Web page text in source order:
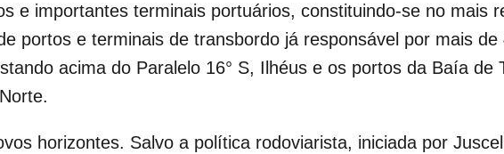
e importantes terminais portuários, constituindo-se no mais
portos e terminais de transbordo já responsável por mais de
acima do Paralelo 16° S, Ilhéus e os portos da Baía de
horizontes. Salvo a política rodoviarista, iniciada por